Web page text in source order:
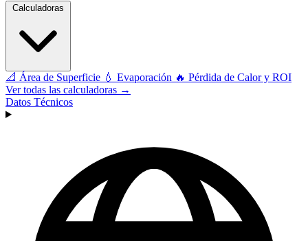
📐 Área de Superficie 💧 Evaporación 🔥 Pérdida de Calor y ROI
Ver todas las calculadoras →
Datos Técnicos